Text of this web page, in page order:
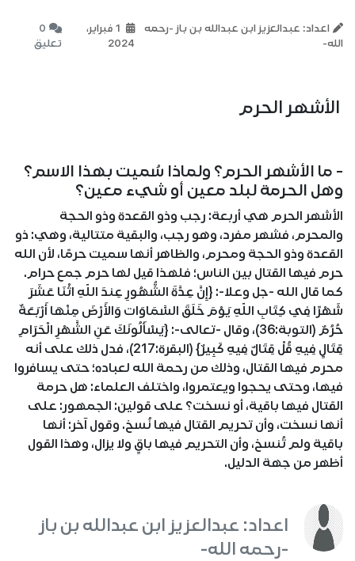
اعداد: عبدالعزيز ابن عبدالله بن باز -رحمه
الله-
1 فبراير،
2024
0
تعليق
الأشهر الحرم
- ما الأشهر الحرم؟ ولماذا سُميت بهذا الاسم؟
وهل الحرمة لبلد معين أو شيء معين؟
الأشهر الحرم هي أربعة: رجب وذو القعدة وذو الحجة
والمحرم، فشهر مفرد، وهو رجب، والبقية متتالية، وهي: ذو
القعدة وذو الحجة ومحرم، والظاهر أنها سميت حرمًا، لأن الله
حرم فيها القتال بين الناس؛ فلهذا قيل لها حرم جمع حرام.
كما قال الله -جل وعلا-: {إِنَّ عِدَّةَ الشُّهُورِ عِندَ اللّهِ اثْنَا عَشَرَ
شَهْرًا فِي كِتَابِ اللّهِ يَوْمَ خَلَقَ السَّمَاوَات وَالأَرْضَ مِنْهَا أَرْبَعَةٌ
حُرُمٌ (التوبة:36)، وقال -تعالى-: {يَسْأَلُونَكَ عَنِ الشَّهْرِ الْحَرَامِ
قِتَالٍ فِيهِ قُلْ قِتَالٌ فِيهِ كَبِيرٌ} (البقرة:217)، فدل ذلك على أنه
محرم فيها القتال، وذلك من رحمة الله لعباده؛ حتى يسافروا
فيها، وحتى يحجوا ويعتمروا، واختلف العلماء: هل حرمة
القتال فيها باقية، أو نسخت؟ على قولين: الجمهور: على
أنها نسخت، وأن تحريم القتال فيها نُسخ. وقول آخر: أنها
باقية ولم تُنسخ، وأن التحريم فيها باقٍ ولا يزال، وهذا القول
أظهر من جهة الدليل.
اعداد: عبدالعزيز ابن عبدالله بن باز
-رحمه الله-